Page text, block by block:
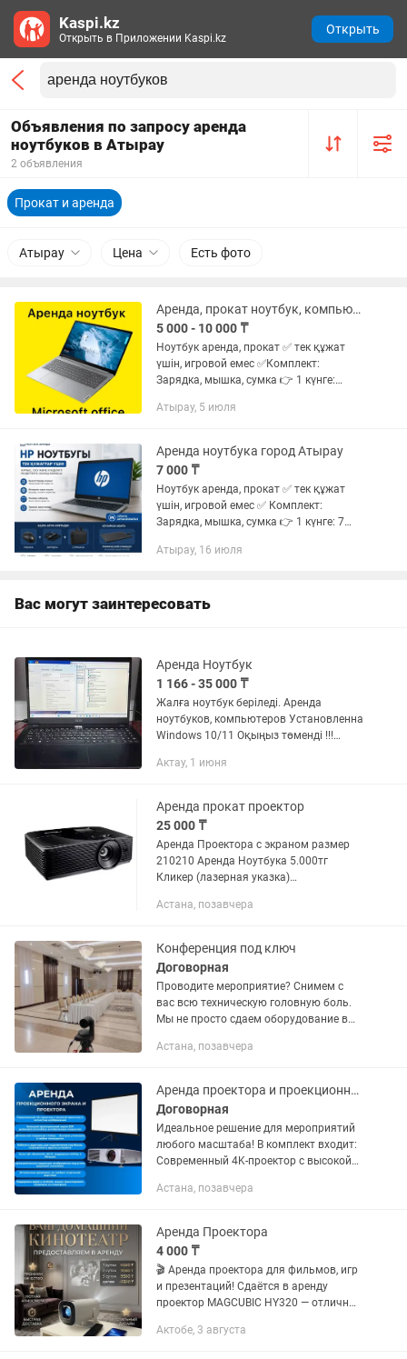
Объявления по запросу аренда
ноутбуков в Атырау
2 объявления
Прокат и аренда
Атырау Цена Есть фото
Аренда, прокат ноутбук, компьютер
5 000 - 10 000 ₸
Ноутбук аренда, прокат ✅ тек құжат
үшін, игровой емес ✅Комплект:
Зарядка, мышка, сумка 👉 1 күнге:
жазыңыз
Атырау, 5 июля
Аренда ноутбука город Атырау
7 000 ₸
Ноутбук аренда, прокат ✅ тек құжат
үшін, игровой емес ✅ Комплект:
Зарядка, мышка, сумка 👉 1 күнге: 7
жазыңыз
Атырау, 16 июля
Вас могут заинтересовать
Аренда Ноутбук
1 166 - 35 000 ₸
Жалға ноутбук беріледі. Аренда
ноутбуков, компьютеров Установленна
Windows 10/11 Оқыңыз төменді !!!
SSD Kingston 120/240/256 Озу 4/8 с
Актау, 1 июня
Аренда прокат проектор
25 000 ₸
Аренда Проектора с экраном размер
210210 Аренда Ноутбука 5.000тг
Кликер (лазерная указка)
м, 14 м) Форма оплаты наличными,
предоставим...
Астана, позавчера
Конференция под ключ
Договорная
Проводите мероприятие? Снимем с
вас всю техническую головную боль.
Мы не просто сдаем оборудование в
бесперебойную работу вашего
финальных...
Астана, позавчера
Аренда проектора и проекционного экрана месячно
Договорная
Идеальное решение для мероприятий
любого масштаба! В комплект входит:
Современный 4K-проектор с высокой
Большой проекционный экран (до 120
Астана, позавчера
Аренда Проектора
4 000 ₸
🎬 Аренда проектора для фильмов, игр
и презентаций! Сдаётся в аренду
проектор MAGCUBIC HY320 — отличный
просмотра фильмов, мультфильмов,
Актобе, 3 августа
Kaspi.kz
Открыть в Приложении Kaspi.kz
Открыть